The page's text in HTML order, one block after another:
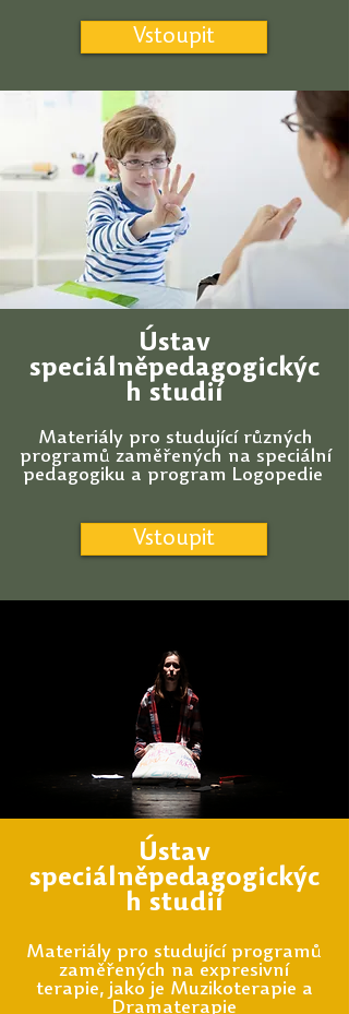
Vstoupit
Ústav
speciálněpedagogickýc
h studií
Materiály pro studující různých
programů zaměřených na speciální
pedagogiku a program Logopedie
Vstoupit
Ústav
speciálněpedagogickýc
h studií
Materiály pro studující programů
zaměřených na expresivní
terapie, jako je Muzikoterapie a
Dramaterapie